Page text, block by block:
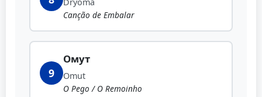
Dryoma
Canção de Embalar
9
Омут
Omut
O Pego / O Remoinho